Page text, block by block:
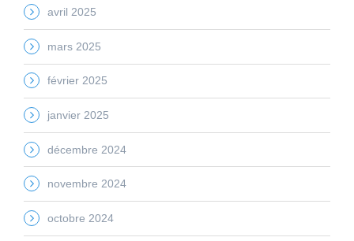
avril 2025
mars 2025
février 2025
janvier 2025
décembre 2024
novembre 2024
octobre 2024